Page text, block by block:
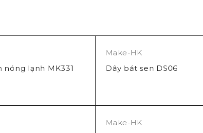
nóng lạnh MK331
Make-HK
Dây bát sen DS06
Make-HK